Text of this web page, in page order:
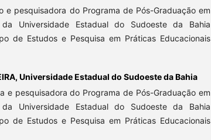
e pesquisadora do Programa de Pós-Graduação em
da Universidade Estadual do Sudoeste da Bahia
de Estudos e Pesquisa em Práticas Educacionais
Universidade Estadual do Sudoeste da Bahia
e pesquisadora do Programa de Pós-Graduação em
da Universidade Estadual do Sudoeste da Bahia
de Estudos e Pesquisa em Práticas Educacionais